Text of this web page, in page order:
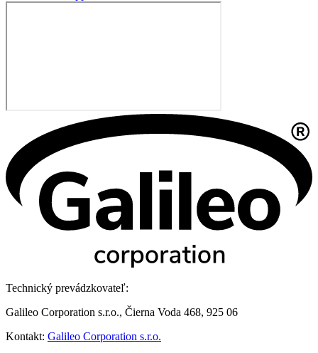
Technický prevádzkovateľ:
Galileo Corporation s.r.o., Čierna Voda 468, 925 06
Kontakt: Galileo Corporation s.r.o.